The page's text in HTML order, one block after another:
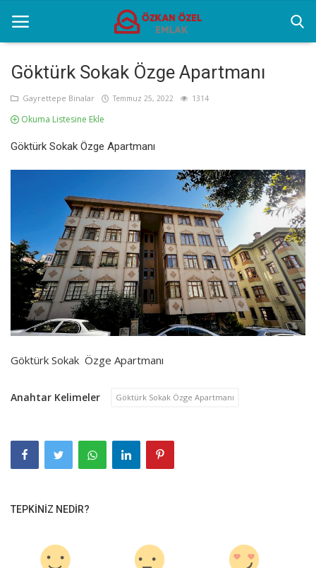
Anasayfa
Türkçe
Göktürk Sokak Özge Apartmanı
Gayrettepe Binalar Temmuz 25, 2022 1314
Okuma Listesine Ekle
Göktürk Sokak Özge Apartmanı
Göktürk Sokak Özge Apartmanı
Anahtar Kelimeler Göktürk Sokak Özge Apartmanı
TEPKINIZ NEDIR?